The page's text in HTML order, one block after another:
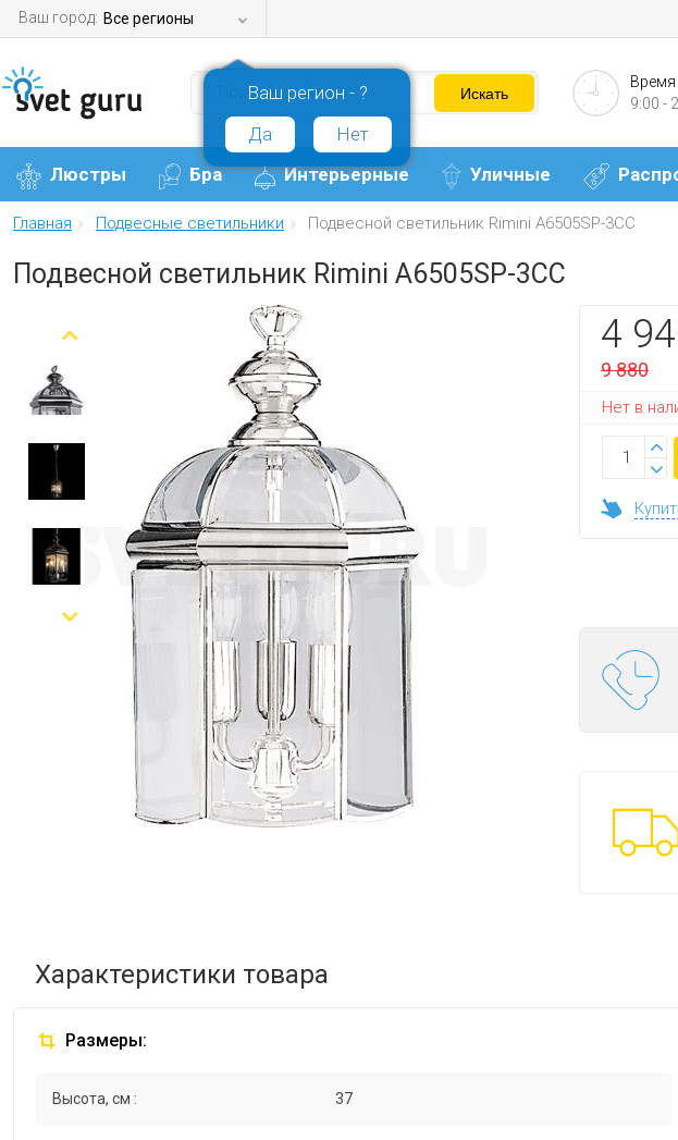
Ваш город: Все регионы
Ваш регион - ?
Да
Нет
9:00 -
Люстры Бра Интерьерные Уличные
Главная Подвесные светильники Подвесной светильник Rimini A6505SP-3CC
Подвесной светильник Rimini A6505SP-3CC
4
9 880
Нет в
Характеристики товара
Размеры:
Высота, см : 37